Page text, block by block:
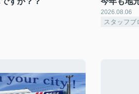
2026.08.06
スタッフブ